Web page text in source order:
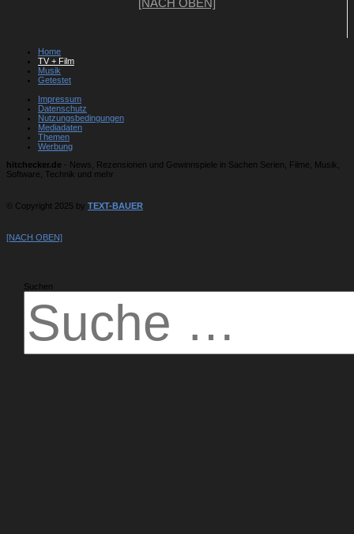
[NACH OBEN]
Home
TV + Film
Musik
Getestet
Impressum
Datenschutz
Nutzungsbedingungen
Mediadaten
Themen
Werbung
hitchecker.de - News, Rezensionen und Gewinnspiele in Sachen Serien, Filme, Musik,
Software, Technik und mehr
© Copyright 2025 by TEXT-BAUER
[NACH OBEN]
Suchen